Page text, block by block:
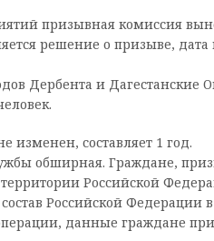
призывная комиссия
решение о призыве,
Дербента и Дагестанские
изменен, составляет 1 год.
обширная. Граждане,
Российской
Российской Федерации
данные граждане